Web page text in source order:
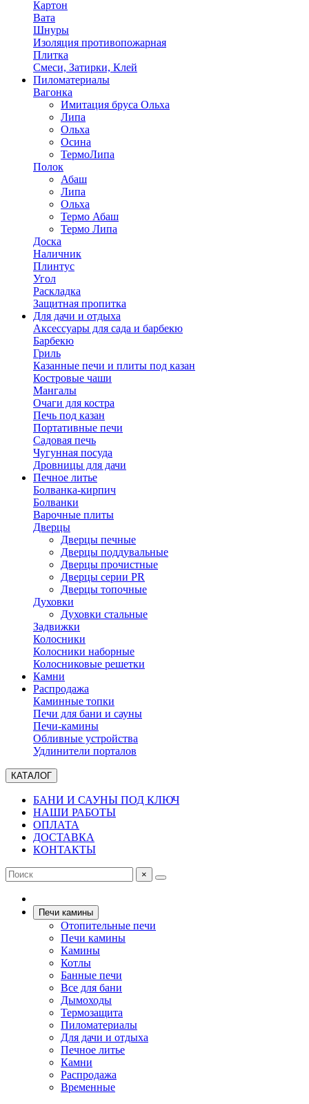
Картон
Вата
Шнуры
Изоляция противопожарная
Плитка
Смеси, Затирки, Клей
Пиломатериалы
Вагонка
Имитация бруса Ольха
Липа
Ольха
Осина
ТермоЛипа
Полок
Абаш
Липа
Ольха
Термо Абаш
Термо Липа
Доска
Наличник
Плинтус
Угол
Раскладка
Защитная пропитка
Для дачи и отдыха
Аксессуары для сада и барбекю
Барбекю
Гриль
Казанные печи и плиты под казан
Костровые чаши
Мангалы
Очаги для костра
Печь под казан
Портативные печи
Садовая печь
Чугунная посуда
Дровницы для дачи
Печное литье
Болванка-кирпич
Болванки
Варочные плиты
Дверцы
Дверцы печные
Дверцы поддувальные
Дверцы прочистные
Дверцы серии PR
Дверцы топочные
Духовки
Духовки стальные
Задвижки
Колосники
Колосники наборные
Колосниковые решетки
Камни
Распродажа
Каминные топки
Печи для бани и сауны
Печи-камины
Обливные устройства
Удлинители порталов
КАТАЛОГ
БАНИ И САУНЫ ПОД КЛЮЧ
НАШИ РАБОТЫ
ОПЛАТА
ДОСТАВКА
КОНТАКТЫ
×
Печи камины
Отопительные печи
Печи камины
Камины
Котлы
Банные печи
Все для бани
Дымоходы
Термозащита
Пиломатериалы
Для дачи и отдыха
Печное литье
Камни
Распродажа
Временные